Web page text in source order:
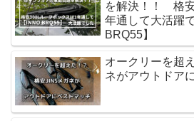
を解決！！ 格
年通して大活躍
BRQ55】
オークリーを超
ネがアウトドア